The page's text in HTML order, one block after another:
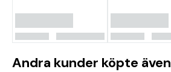
Andra kunder köpte även